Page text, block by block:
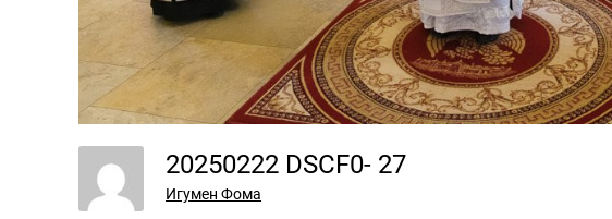
20250222 DSCF0- 27
Игумен Фома